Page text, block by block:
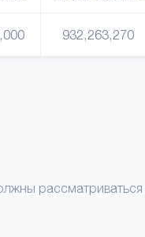
932,263,270
рассматриваться